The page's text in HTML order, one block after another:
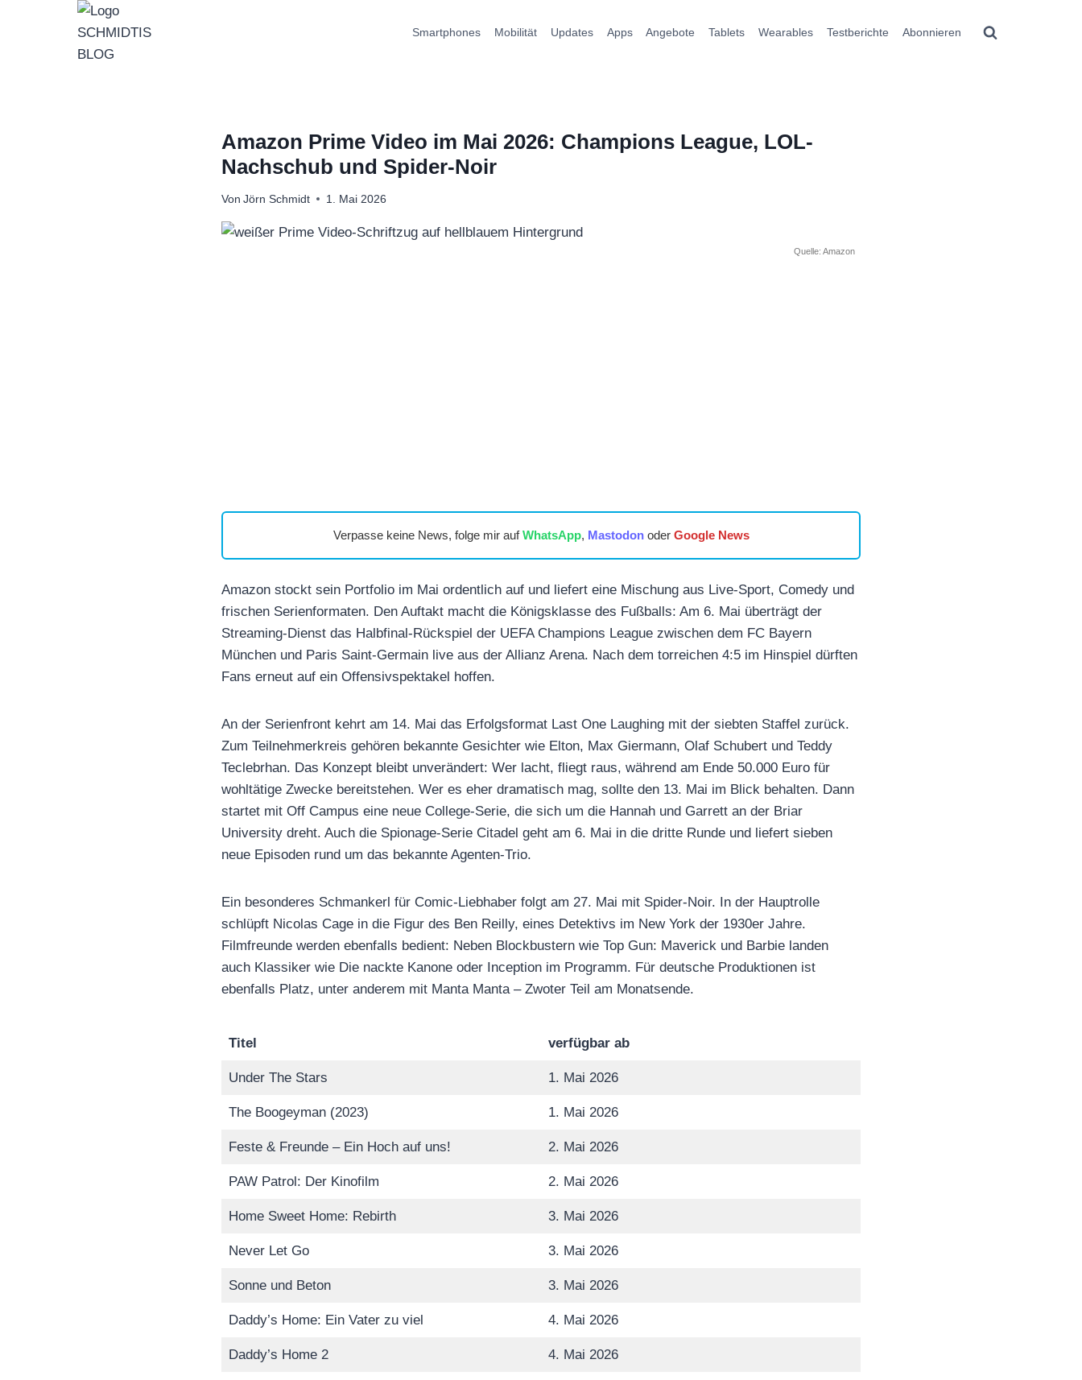
Smartphones Mobilität Updates Apps Angebote Tablets Wearables Testberichte Abonnieren
Amazon Prime Video im Mai 2026: Champions League, LOL-
Nachschub und Spider-Noir
Von Jörn Schmidt 1. Mai 2026
Quelle: Amazon
Verpasse keine News, folge mir aufWhatsApp, Mastodonoder Google News
Amazon stockt sein Portfolio im Mai ordentlich auf und liefert eine Mischung aus Live-Sport, Comedy und
frischen Serienformaten. Den Auftakt macht die Königsklasse des Fußballs: Am 6. Mai überträgt der
Streaming-Dienst das Halbfinal-Rückspiel der UEFA Champions League zwischen dem FC Bayern
München und Paris Saint-Germain live aus der Allianz Arena. Nach dem torreichen 4:5 im Hinspiel dürften
Fans erneut auf ein Offensivspektakel hoffen.
An der Serienfront kehrt am 14. Mai das Erfolgsformat Last One Laughing mit der siebten Staffel zurück.
Zum Teilnehmerkreis gehören bekannte Gesichter wie Elton, Max Giermann, Olaf Schubert und Teddy
Teclebrhan. Das Konzept bleibt unverändert: Wer lacht, fliegt raus, während am Ende 50.000 Euro für
wohltätige Zwecke bereitstehen. Wer es eher dramatisch mag, sollte den 13. Mai im Blick behalten. Dann
startet mit Off Campus eine neue College-Serie, die sich um die Hannah und Garrett an der Briar
University dreht. Auch die Spionage-Serie Citadel geht am 6. Mai in die dritte Runde und liefert sieben
neue Episoden rund um das bekannte Agenten-Trio.
Ein besonderes Schmankerl für Comic-Liebhaber folgt am 27. Mai mit Spider-Noir. In der Hauptrolle
schlüpft Nicolas Cage in die Figur des Ben Reilly, eines Detektivs im New York der 1930er Jahre.
Filmfreunde werden ebenfalls bedient: Neben Blockbustern wie Top Gun: Maverick und Barbie landen
auch Klassiker wie Die nackte Kanone oder Inception im Programm. Für deutsche Produktionen ist
ebenfalls Platz, unter anderem mit Manta Manta – Zwoter Teil am Monatsende.
Titel verfügbar ab
Under The Stars 1. Mai 2026
The Boogeyman (2023) 1. Mai 2026
Feste & Freunde – Ein Hoch auf uns! 2. Mai 2026
PAW Patrol: Der Kinofilm 2. Mai 2026
Home Sweet Home: Rebirth 3. Mai 2026
Never Let Go 3. Mai 2026
Sonne und Beton 3. Mai 2026
Daddy’s Home: Ein Vater zu viel 4. Mai 2026
Daddy’s Home 2 4. Mai 2026